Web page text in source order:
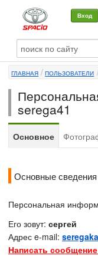
Вход
О машине
Автоклуб
Форумы
Сервисы и услуги
ГЛАВНАЯ ПОЛЬЗОВАТЕЛИ
serega41
Основное
Основные сведения
Персональная
Его зовут: сергей
Адрес e-mail:
Написать